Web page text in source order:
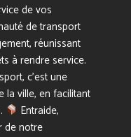
de vos
de transport
réunissant
à rendre service.
c’est une
la ville, en facilitant
Entraide,
de notre